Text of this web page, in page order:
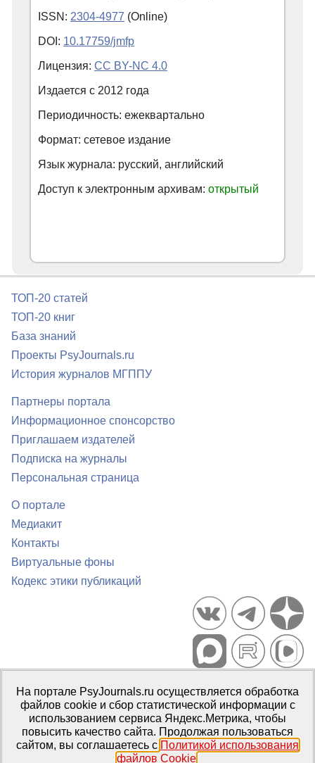
ISSN: 2304-4977 (Online)
DOI: 10.17759/jmfp
Лицензия: CC BY-NC 4.0
Издается с 2012 года
Периодичность: ежеквартально
Формат: сетевое издание
Язык журнала: русский, английский
Доступ к электронным архивам: открытый
ТОП-20 статей
ТОП-20 книг
База знаний
Проекты PsyJournals.ru
История журналов МГППУ
Партнеры портала
Информационное спонсорство
Приглашаем издателей
Подписка на журналы
Персональная страница
О портале
Медиакит
Контакты
Виртуальные фоны
Кодекс этики публикаций
Портал психологических изданий PsyJournals.ru, 2007–2026
Правила использования материалов
Свидетельство регистрации СМИЭл № ФС77-66447 от 14 июля
2016 г.
Издатель: ФГБОУ ВО МГППУ
На портале PsyJournals.ru осуществляется обработка
файлов cookie и сбор статистической информации с
использованием сервиса Яндекс.Метрика, чтобы
повысить качество сайта. Продолжая пользоваться
сайтом, вы соглашаетесь с Политикой использования
файлов Cookie.